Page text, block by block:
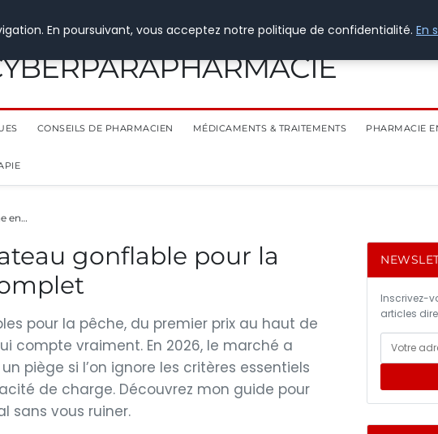
CONSEILS DE PHARMACIEN MÉDICAMENTS & TRAITEMENTS PHARMACIE
en…
gonflable pour la
pour la pêche, du premier prix au haut de
compte vraiment. En 2026, le marché a
piège si l’on ignore les critères essentiels
de charge. Découvrez mon guide pour
sans vous ruiner.
Inscrivez-
articles
En poursuivant, vous acceptez notre politique de confidentialité. En